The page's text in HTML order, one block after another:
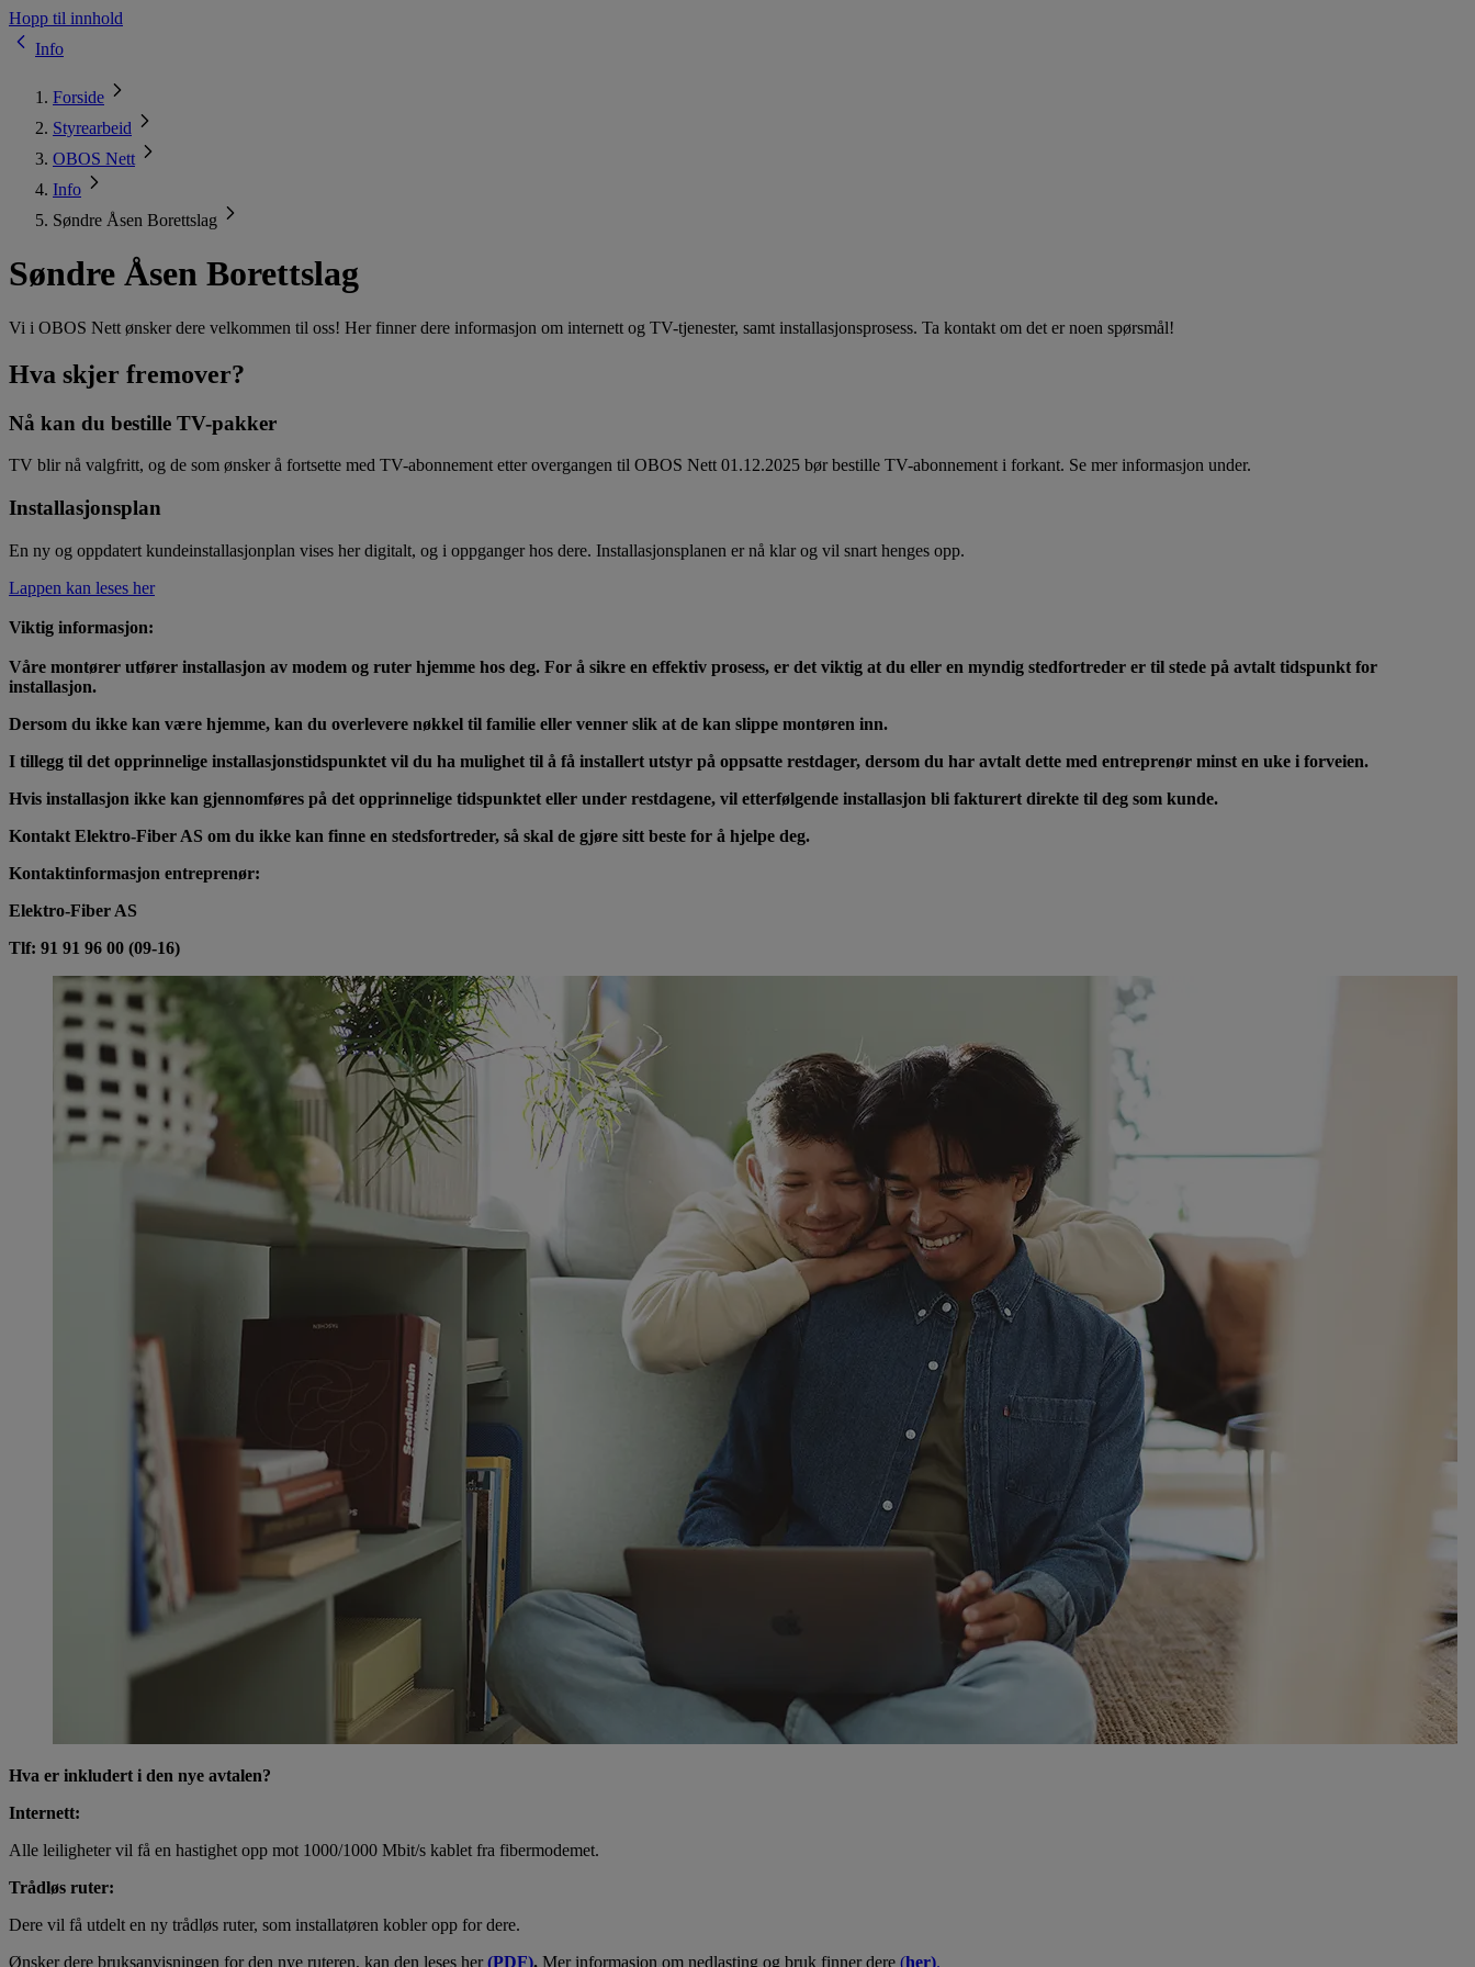
Hopp til innhold
Info
Forside
Styrearbeid
OBOS Nett
Info
Søndre Åsen Borettslag
Søndre Åsen Borettslag
Vi i OBOS Nett ønsker dere velkommen til oss! Her finner dere informasjon om internett og TV-tjenester, samt installasjonsprosess. Ta kontakt om det er noen spørsmål!
Hva skjer fremover?
Nå kan du bestille TV-pakker
TV blir nå valgfritt, og de som ønsker å fortsette med TV-abonnement etter overgangen til OBOS Nett 01.12.2025 bør bestille TV-abonnement i forkant. Se mer informasjon under.
Installasjonsplan
En ny og oppdatert kundeinstallasjonplan vises her digitalt, og i oppganger hos dere. Installasjonsplanen er nå klar og vil snart henges opp.
Lappen kan leses her
Viktig informasjon:
Våre montører utfører installasjon av modem og ruter hjemme hos deg. For å sikre en effektiv prosess, er det viktig at du eller en myndig stedfortreder er til stede på avtalt tidspunkt for
installasjon.
Dersom du ikke kan være hjemme, kan du overlevere nøkkel til familie eller venner slik at de kan slippe montøren inn.
I tillegg til det opprinnelige installasjonstidspunktet vil du ha mulighet til å få installert utstyr på oppsatte restdager, dersom du har avtalt dette med entreprenør minst en uke i forveien.
Hvis installasjon ikke kan gjennomføres på det opprinnelige tidspunktet eller under restdagene, vil etterfølgende installasjon bli fakturert direkte til deg som kunde.
Kontakt Elektro-Fiber AS om du ikke kan finne en stedsfortreder, så skal de gjøre sitt beste for å hjelpe deg.
Kontaktinformasjon entreprenør:
Elektro-Fiber AS
Tlf: 91 91 96 00 (09-16)
Hva er inkludert i den nye avtalen?
Internett:
Alle leiligheter vil få en hastighet opp mot 1000/1000 Mbit/s kablet fra fibermodemet.
Trådløs ruter:
Dere vil få utdelt en ny trådløs ruter, som installatøren kobler opp for dere.
Ønsker dere bruksanvisningen for den nye ruteren, kan den leses her(PDF). Mer informasjon om nedlasting og bruk finner dere (her).